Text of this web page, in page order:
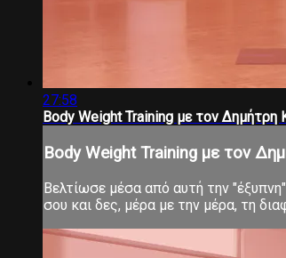
27:58
Body Weight Training με τον Δημήτρη
Body Weight Training με τον
Βελτίωσε μέσα από αυτή την
σου και δες, μέρα με την μέρα, τη